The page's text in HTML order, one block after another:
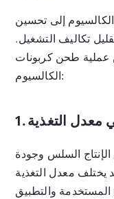
إلى تحسين
تكاليف التشغيل.
عملية طحن كربونات
الكالسيوم:
معدل التغذية
السلس وجودة
معدل التغذية
المستخدمة والتطبيق